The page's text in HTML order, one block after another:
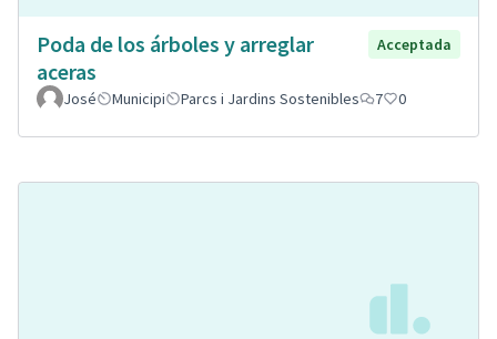
Poda de los árboles y arreglar
aceras
Acceptada
José Municipi Parcs i Jardins Sostenibles 7 0